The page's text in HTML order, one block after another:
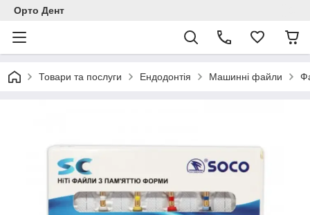
Орто Дент
Товари та послуги Ендодонтія Машинні файли